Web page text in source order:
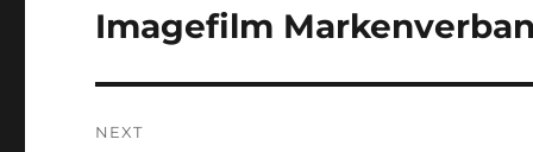
navigation
Previous
Imagefilm
NEXT